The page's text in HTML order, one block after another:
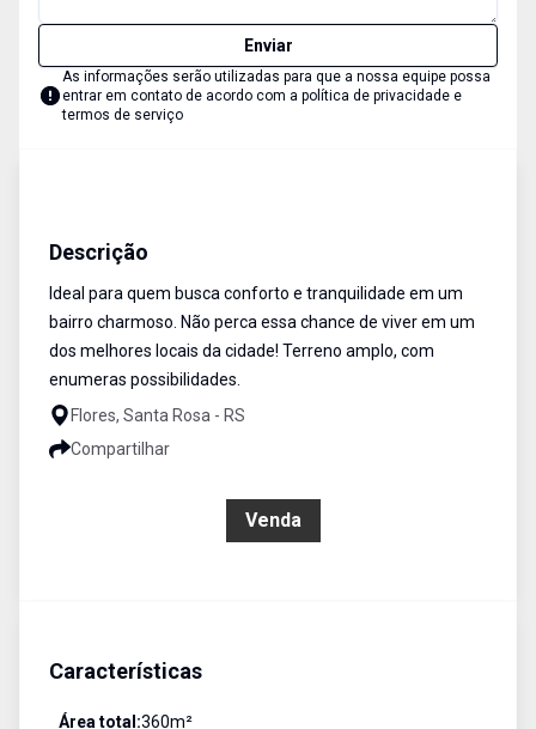
Enviar
As informações serão utilizadas para que a nossa equipe possa
entrar em contato de acordo com a política de privacidade e
termos de serviço
Descrição
Ideal para quem busca conforto e tranquilidade em um
bairro charmoso. Não perca essa chance de viver em um
dos melhores locais da cidade! Terreno amplo, com
enumeras possibilidades.
Flores, Santa Rosa - RS
Compartilhar
Venda
Características
Área total:360m²